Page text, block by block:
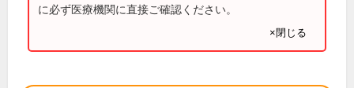
に必ず医療機関に直接ご確認ください。
×閉じる